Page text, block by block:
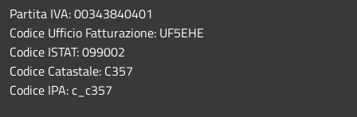
Partita IVA: 00343840401
Codice Ufficio Fatturazione: UF5EHE
Codice ISTAT: 099002
Codice Catastale: C357
Codice IPA: c_c357